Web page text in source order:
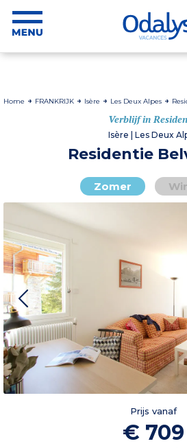
Home FRANKRIJK Isère Les Deux Alpes
Verblijf in
Isère | Les Deux
Residentie
Zomer
Prijs vanaf
€ 709